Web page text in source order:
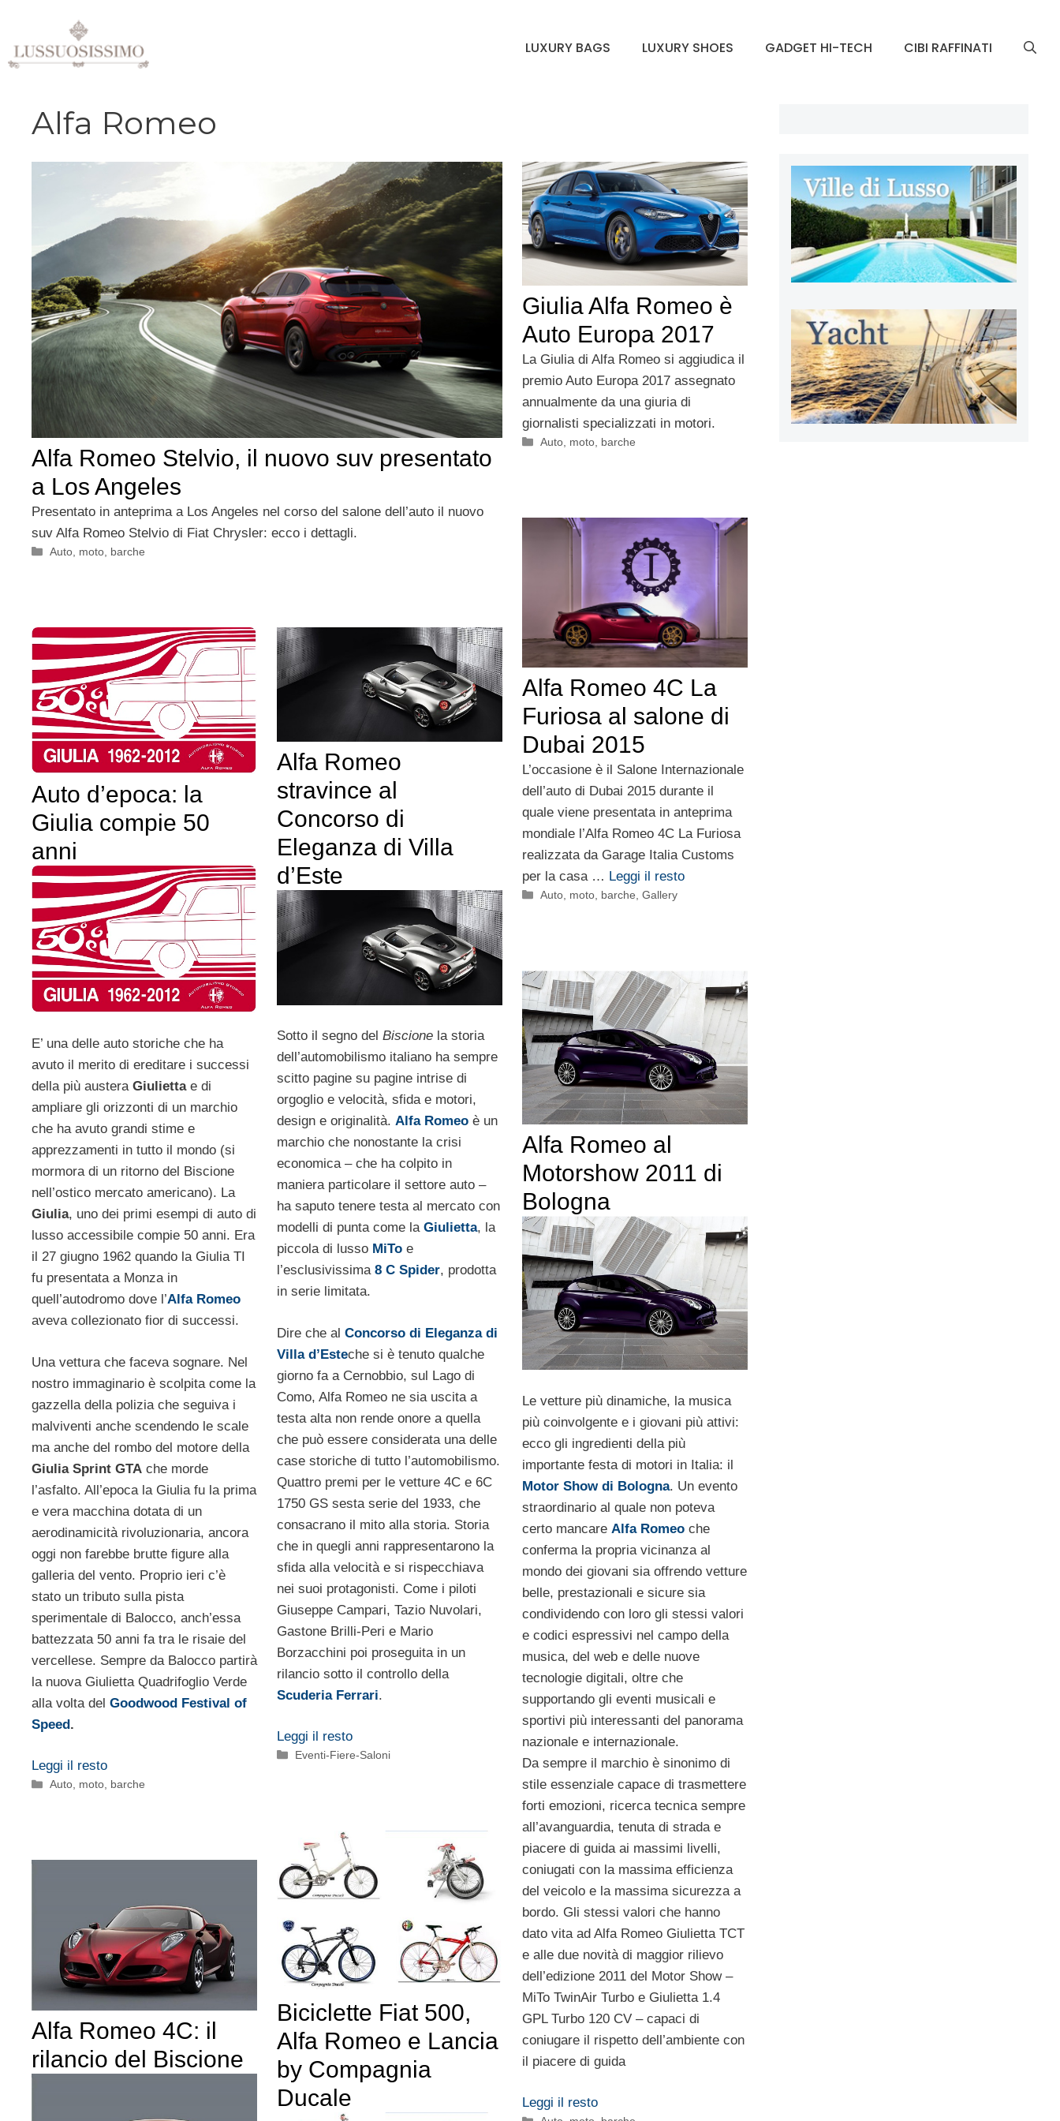
contenuto
LUXURY BAGS LUXURY SHOES GADGET HI-TECH CIBI RAFFINATI
Alfa Romeo
Alfa Romeo Stelvio, il nuovo suv presentato
a Los Angeles
Presentato in anteprima a Los Angeles nel corso del salone dell’auto il nuovo
suv Alfa Romeo Stelvio di Fiat Chrysler: ecco i dettagli.
Categorie
Auto, moto, barche
Giulia Alfa Romeo è
Auto Europa 2017
La Giulia di Alfa Romeo si aggiudica il
premio Auto Europa 2017 assegnato
annualmente da una giuria di
giornalisti specializzati in motori.
Categorie
Auto, moto, barche
Alfa Romeo 4C La
Furiosa al salone di
Dubai 2015
L’occasione è il Salone Internazionale
dell’auto di Dubai 2015 durante il
quale viene presentata in anteprima
mondiale l’Alfa Romeo 4C La Furiosa
realizzata da Garage Italia Customs
per la casa … Leggi il resto
Categorie
Auto, moto, barche ,Gallery
Auto d’epoca: la
Giulia compie 50
anni
E’ una delle auto storiche che ha
avuto il merito di ereditare i successi
della più austera Giuliettae di
ampliare gli orizzonti di un marchio
che ha avuto grandi stime e
apprezzamenti in tutto il mondo (si
mormora di un ritorno del Biscione
nell’ostico mercato americano). La
Giulia, uno dei primi esempi di auto di
lusso accessibile compie 50 anni. Era
il 27 giugno 1962 quando la Giulia TI
fu presentata a Monza in
quell’autodromo dove l’Alfa Romeo
aveva collezionato fior di successi.
Una vettura che faceva sognare. Nel
nostro immaginario è scolpita come la
gazzella della polizia che seguiva i
malviventi anche scendendo le scale
ma anche del rombo del motore della
Giulia Sprint GTA che morde
l’asfalto. All’epoca la Giulia fu la prima
e vera macchina dotata di un
aerodinamicità rivoluzionaria, ancora
oggi non farebbe brutte figure alla
galleria del vento. Proprio ieri c’è
stato un tributo sulla pista
sperimentale di Balocco, anch’essa
battezzata 50 anni fa tra le risaie del
vercellese. Sempre da Balocco partirà
la nuova Giulietta Quadrifoglio Verde
alla volta del Goodwood Festival of
Speed.
Leggi il resto
Categorie
Auto, moto, barche
Alfa Romeo
stravince al
Concorso di
Eleganza di Villa
d’Este
Sotto il segno del Biscionela storia
dell’automobilismo italiano ha sempre
scitto pagine su pagine intrise di
orgoglio e velocità, sfida e motori,
design e originalità. Alfa Romeoè un
marchio che nonostante la crisi
economica – che ha colpito in
maniera particolare il settore auto –
ha saputo tenere testa al mercato con
modelli di punta come la Giulietta, la
piccola di lusso MiToe
l’esclusivissima 8 C Spider, prodotta
in serie limitata.
Dire che al Concorso di Eleganza di
Villa d’Esteche si è tenuto qualche
giorno fa a Cernobbio, sul Lago di
Como, Alfa Romeo ne sia uscita a
testa alta non rende onore a quella
che può essere considerata una delle
case storiche di tutto l’automobilismo.
Quattro premi per le vetture 4C e 6C
1750 GS sesta serie del 1933, che
consacrano il mito alla storia. Storia
che in quegli anni rappresentarono la
sfida alla velocità e si rispecchiava
nei suoi protagonisti. Come i piloti
Giuseppe Campari, Tazio Nuvolari,
Gastone Brilli-Peri e Mario
Borzacchini poi proseguita in un
rilancio sotto il controllo della
Scuderia Ferrari.
Leggi il resto
Categorie
Eventi-Fiere-Saloni
Alfa Romeo al
Motorshow 2011 di
Bologna
Le vetture più dinamiche, la musica
più coinvolgente e i giovani più attivi:
ecco gli ingredienti della più
importante festa di motori in Italia: il
Motor Show di Bologna. Un evento
straordinario al quale non poteva
certo mancare Alfa Romeoche
conferma la propria vicinanza al
mondo dei giovani sia offrendo vetture
belle, prestazionali e sicure sia
condividendo con loro gli stessi valori
e codici espressivi nel campo della
musica, del web e delle nuove
tecnologie digitali, oltre che
supportando gli eventi musicali e
sportivi più interessanti del panorama
nazionale e internazionale.
Da sempre il marchio è sinonimo di
stile essenziale capace di trasmettere
forti emozioni, ricerca tecnica sempre
all’avanguardia, tenuta di strada e
piacere di guida ai massimi livelli,
coniugati con la massima efficienza
del veicolo e la massima sicurezza a
bordo. Gli stessi valori che hanno
dato vita ad Alfa Romeo Giulietta TCT
e alle due novità di maggior rilievo
dell’edizione 2011 del Motor Show –
MiTo TwinAir Turbo e Giulietta 1.4
GPL Turbo 120 CV – capaci di
coniugare il rispetto dell’ambiente con
il piacere di guida
Leggi il resto
Biciclette Fiat 500,
Alfa Romeo e Lancia
by Compagnia
Ducale
Alfa Romeo 4C: il
rilancio del Biscione